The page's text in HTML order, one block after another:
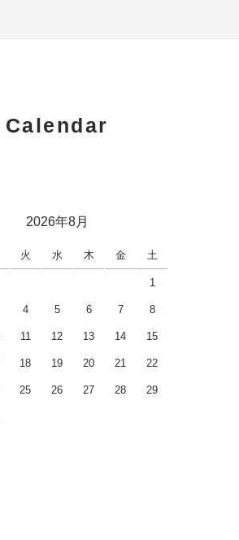
Calendar
2026年8月
火 水 木 金 土
1
4 5 6 7 8
11 12 13 14 15
18 19 20 21 22
25 26 27 28 29